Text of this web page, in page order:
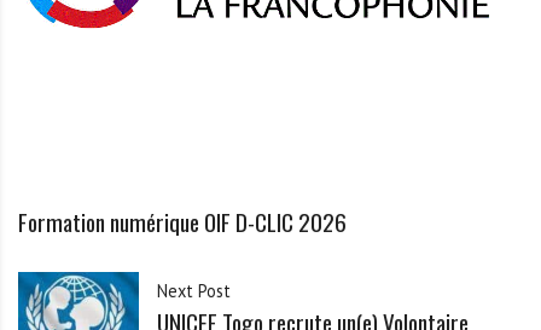
Formation numérique OIF D-CLIC 2026
Next Post
UNICEF Togo recrute un(e) Volontaire